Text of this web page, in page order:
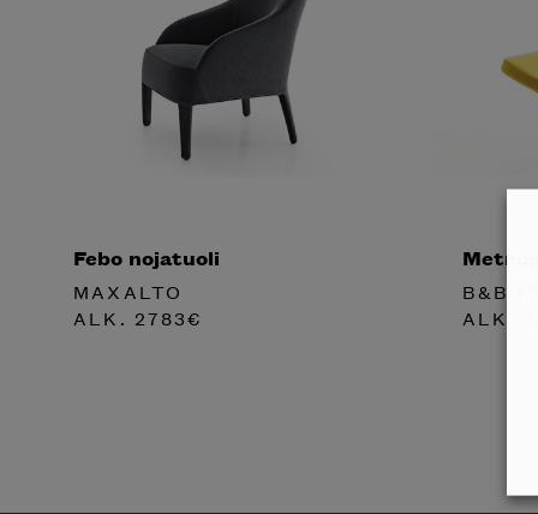
Febo nojatuoli
MAXALTO
ALK. 2783€
B&B
ALK.